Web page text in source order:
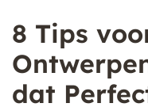
8 Tips
dat